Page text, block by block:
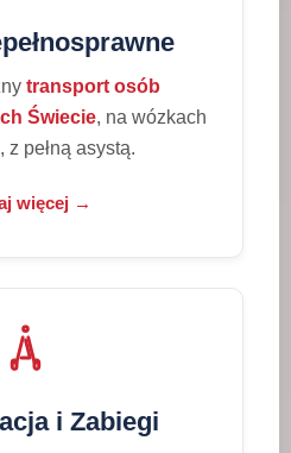
transport osób
Świecie, na wózkach
z pełną asystą.
więcej →
i Zabiegi